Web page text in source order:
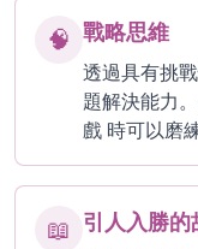
🧠 戰略思維
透過具有挑
題解決能力
戲 時可以磨
📖 引人入勝